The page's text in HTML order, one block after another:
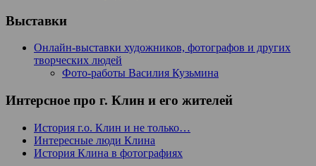
Выставки
Онлайн-выставки художников, фотографов и других
творческих людей
Фото-работы Василия Кузьмина
Интерсное про г. Клин и его жителей
История г.о. Клин и не только…
Интересные люди Клина
История Клина в фотографиях